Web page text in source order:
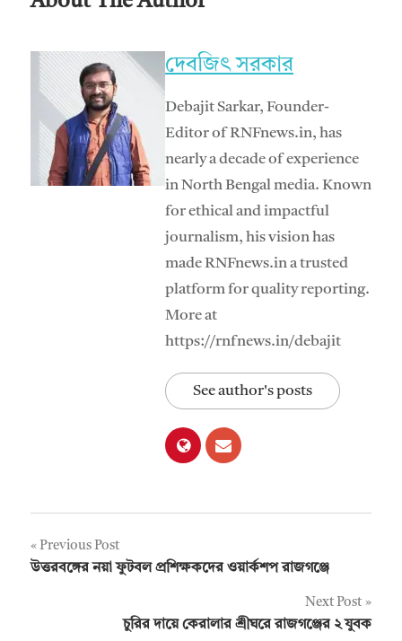
দেবজিৎ সরকার
Debajit Sarkar, Founder-
Editor of RNFnews.in, has
nearly a decade of experience
in North Bengal media. Known
for ethical and impactful
journalism, his vision has
made RNFnews.in a trusted
platform for quality reporting.
More at
https://rnfnews.in/debajit
See author's posts
Post
Previous Post
উত্তরবঙ্গের নয়া ফুটবল প্রশিক্ষকদের ওয়ার্কশপ রাজগঞ্জে
Next Post
চুরির দায়ে কেরালার শ্রীঘরে রাজগঞ্জের ২ যুবক